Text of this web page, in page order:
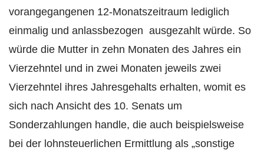
vorangegangenen 12-Monatszeitraum lediglich
einmalig und anlassbezogen ausgezahlt würde. So
würde die Mutter in zehn Monaten des Jahres ein
Vierzehntel und in zwei Monaten jeweils zwei
Vierzehntel ihres Jahresgehalts erhalten, womit es
sich nach Ansicht des 10. Senats um
Sonderzahlungen handle, die auch beispielsweise
bei der lohnsteuerlichen Ermittlung als „sonstige